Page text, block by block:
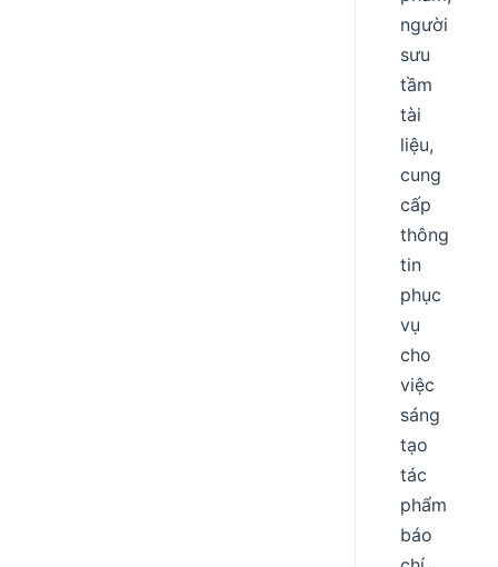
người
sưu
tầm
tài
liệu,
cung
cấp
thông
tin
phục
vụ
cho
việc
sáng
tạo
tác
phẩm
báo